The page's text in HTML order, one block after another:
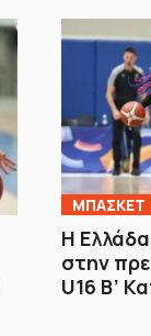
ΜΠΑΣΚΕΤ
Η Ελλάδα
στην
U16 Β’